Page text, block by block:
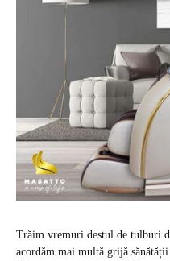
Trăim vremuri destul de tulburi
acordăm mai multă grijă